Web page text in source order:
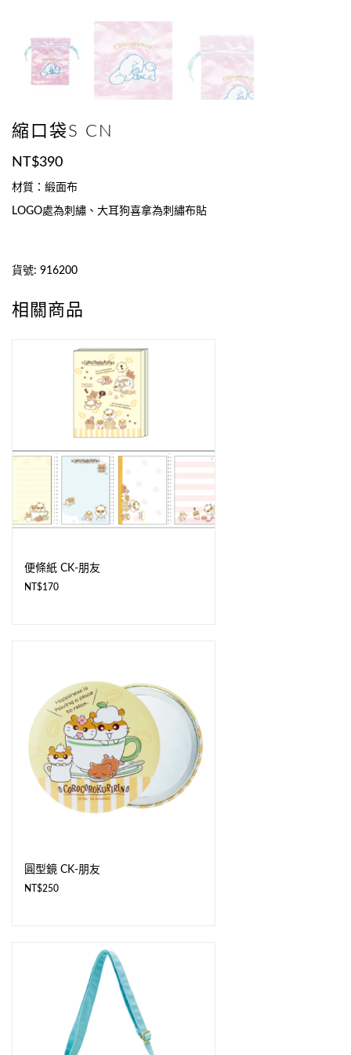
縮口袋S CN
NT$390
材質：緞面布
LOGO處為刺繡、大耳狗喜拿為刺繡布貼
貨號: 916200
相關商品
便條紙 CK-朋友
NT$170
圓型鏡 CK-朋友
NT$250